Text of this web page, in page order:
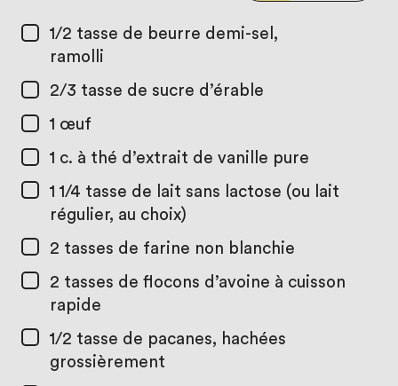
1/2 tasse de beurre demi-sel,
ramolli
2/3 tasse de sucre d’érable
1 œuf
1 c. à thé d’extrait de vanille pure
1 1/4 tasse de lait sans lactose (ou lait
régulier, au choix)
2 tasses de farine non blanchie
2 tasses de flocons d’avoine à cuisson
rapide
1/2 tasse de pacanes, hachées
grossièrement